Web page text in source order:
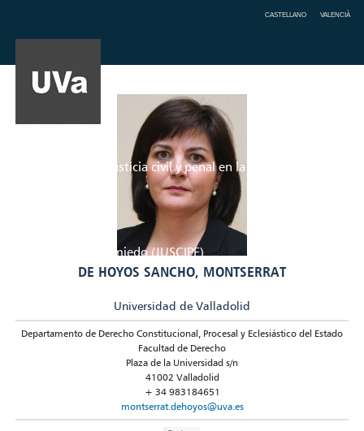
CASTELLANO VALENCIÀ
Claves de la justicia civil y penal en la
sociedad del miedo (JUSCIPE)
DE HOYOS SANCHO, MONTSERRAT
Universidad de Valladolid
Departamento de Derecho Constitucional, Procesal y Eclesiástico del Estado
Facultad de Derecho
Plaza de la Universidad s/n
41002 Valladolid
+ 34 983184651
montserrat.dehoyos@uva.es